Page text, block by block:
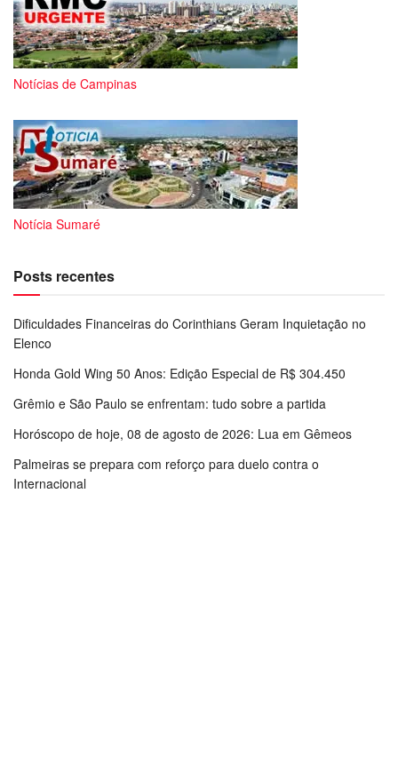
Notícias de Campinas
Notícia Sumaré
Posts recentes
Dificuldades Financeiras do Corinthians Geram Inquietação no
Elenco
Honda Gold Wing 50 Anos: Edição Especial de R$ 304.450
Grêmio e São Paulo se enfrentam: tudo sobre a partida
Horóscopo de hoje, 08 de agosto de 2026: Lua em Gêmeos
Palmeiras se prepara com reforço para duelo contra o
Internacional